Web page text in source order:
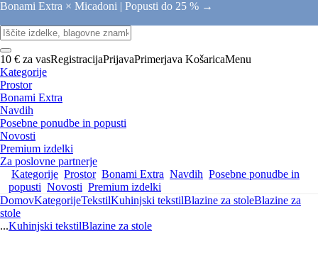
Bonami Extra × Micadoni | Popusti do 25 % →
10 € za vasRegistracijaPrijavaPrimerjava KošaricaMenu
Kategorije
Prostor
Bonami Extra
Navdih
Posebne ponudbe in popusti
Novosti
Premium izdelki
Za poslovne partnerje
Kategorije Prostor Bonami Extra Navdih Posebne ponudbe in
popusti Novosti Premium izdelki
DomovKategorijeTekstilKuhinjski tekstilBlazine za stoleBlazine za
stole
...Kuhinjski tekstilBlazine za stole